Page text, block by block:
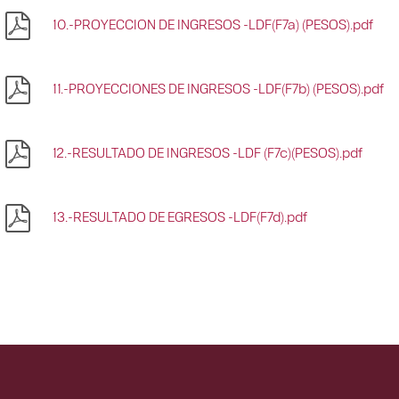
10.-PROYECCION DE INGRESOS -LDF(F7a) (PESOS).pdf
11.-PROYECCIONES DE INGRESOS -LDF(F7b) (PESOS).pdf
12.-RESULTADO DE INGRESOS -LDF (F7c)(PESOS).pdf
13.-RESULTADO DE EGRESOS -LDF(F7d).pdf